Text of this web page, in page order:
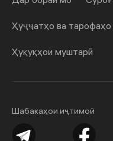
Шабакаҳои иҷтимоӣ
Ҳуҷҷатҳо ва тарофаҳо
Ҳуқуқҳои муштарӣ